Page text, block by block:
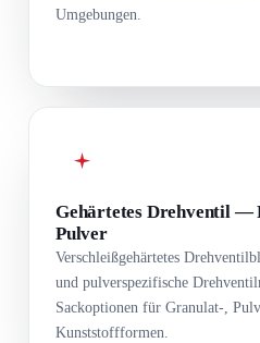
Umgebungen.
Gehärtetes Drehventil —
Pulver
Verschleißgehärtetes
und pulverspezifische
Sackoptionen für Granulat-,
Kunststoffformen.